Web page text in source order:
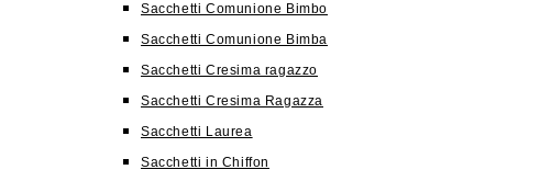
Sacchetti Comunione Bimbo
Sacchetti Comunione Bimba
Sacchetti Cresima ragazzo
Sacchetti Cresima Ragazza
Sacchetti Laurea
Sacchetti in Chiffon